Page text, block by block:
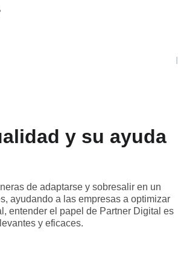
y su ayuda
de adaptarse y sobresalir en un
ayudando a las empresas a optimizar
entender el papel de Partner Digital es
y eficaces.